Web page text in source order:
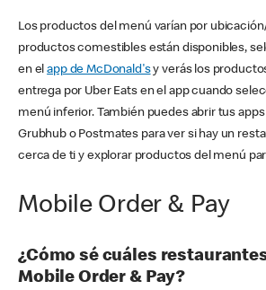
Los productos del menú varían por
productos comestibles están disponibles,
en elapp de McDonald'sy verás los
entrega por Uber Eats en el app cuando
menú inferior. También puedes abrir tus
Grubhub o Postmates para ver si hay un
cerca de ti y explorar productos del menú
Mobile Order & Pay
¿Cómo sé cuáles
Mobile Order & Pay?